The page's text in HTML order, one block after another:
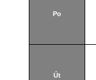
Po
Út